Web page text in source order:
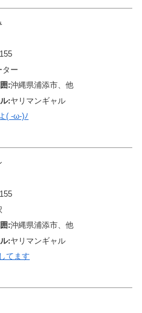
ター
:沖縄県浦添市、他
:ヤリマンギャル
( -ω-)ﾉ
:沖縄県浦添市、他
:ヤリマンギャル
てます